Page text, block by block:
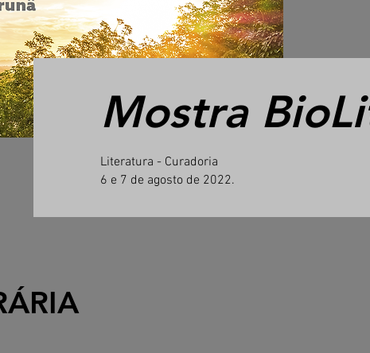
Mostra
Literatura - Curadoria
6 e 7 de agosto de 2022.